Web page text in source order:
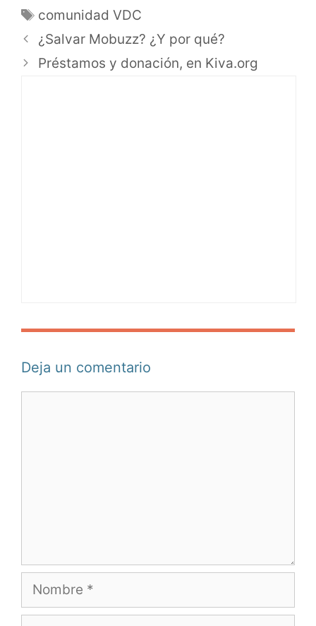
comunidad VDC
¿Salvar Mobuzz? ¿Y por qué?
Préstamos y donación, en Kiva.org
Deja un comentario